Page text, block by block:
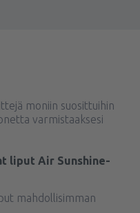
moniin suosittuihin
varmistaaksesi
liput Air Sunshine-
mahdollisimman